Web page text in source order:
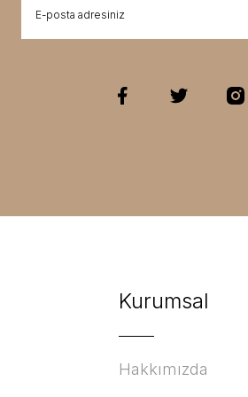
Kurumsal
Hakkımızda